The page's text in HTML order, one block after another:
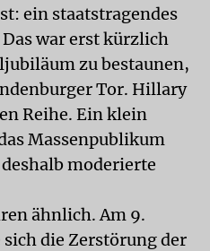
ein staatstragendes
war erst kürzlich
zu bestaunen,
Tor. Hillary
Reihe. Ein klein
Massenpublikum
moderierte
ähnlich. Am 9.
die Zerstörung der